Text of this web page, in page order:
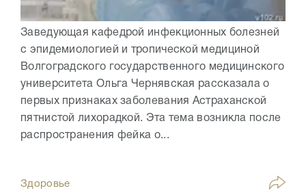
Заведующая кафедрой инфекционных болезней
с эпидемиологией и тропической медициной
Волгоградского государственного медицинского
университета Ольга Чернявская рассказала о
первых признаках заболевания Астраханской
пятнистой лихорадкой. Эта тема возникла после
распространения фейка о...
Здоровье